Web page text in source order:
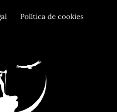
Política de cookies